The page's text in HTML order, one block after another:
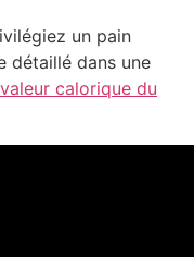
un pain
détaillé dans une
calorique du